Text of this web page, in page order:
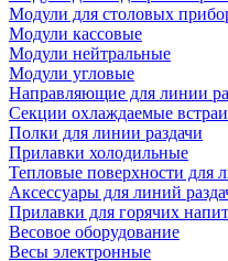
Модули для столовых
Модули кассовые
Модули нейтральные
Модули угловые
Направляющие для линии
Секции охлаждаемые
Полки для линии раздачи
Прилавки холодильные
Тепловые поверхности для
Аксессуары для линий
Прилавки для горячих
Весовое оборудование
Весы электронные